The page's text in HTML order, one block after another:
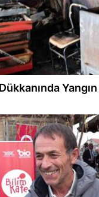
Yangın